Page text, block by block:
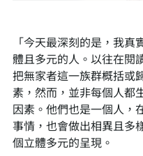
「今天最深刻的是，我
體且多元的人。以往在閱
把無家者這一族群概括或
素，然而，並非每個人都
因素。他們也是一個人，
事情，也會做出相異且多
個立體多元的呈現。